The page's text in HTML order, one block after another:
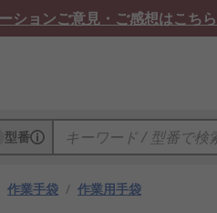
ションご意見・ご感想はこちら
型番
作業手袋 / 作業用手袋